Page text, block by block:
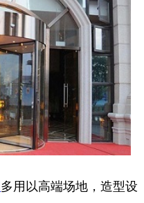
多用以高端场地，造型设